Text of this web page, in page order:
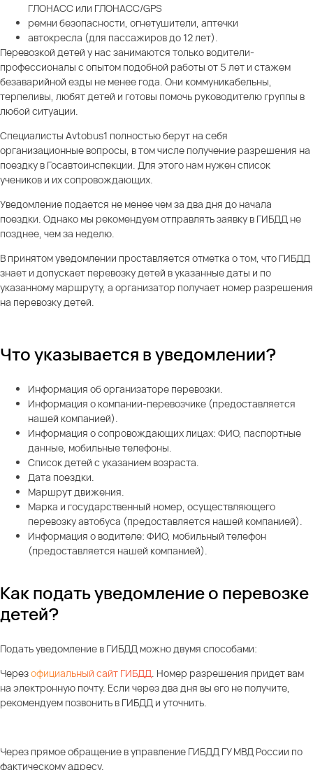
ГЛОНАСС или ГЛОНАСС/GPS
ремни безопасности, огнетушители, аптечки
автокресла (для пассажиров до 12 лет).
Перевозкой детей у нас занимаются только водители-
профессионалы с опытом подобной работы от 5 лет и стажем
безаварийной езды не менее года. Они коммуникабельны,
терпеливы, любят детей и готовы помочь руководителю группы в
любой ситуации.
Специалисты Avtobus1 полностью берут на себя
организационные вопросы, в том числе получение разрешения на
поездку в Госавтоинспекции. Для этого нам нужен список
учеников и их сопровождающих.
Уведомление подается не менее чем за два дня до начала
поездки. Однако мы рекомендуем отправлять заявку в ГИБДД не
позднее, чем за неделю.
В принятом уведомлении проставляется отметка о том, что ГИБДД
знает и допускает перевозку детей в указанные даты и по
указанному маршруту, а организатор получает номер разрешения
на перевозку детей.
Что указывается в уведомлении?
Информация об организаторе перевозки.
Информация о компании-перевозчике (предоставляется
нашей компанией).
Информация о сопровождающих лицах: ФИО, паспортные
данные, мобильные телефоны.
Список детей с указанием возраста.
Дата поездки.
Маршрут движения.
Марка и государственный номер, осуществляющего
перевозку автобуса (предоставляется нашей компанией).
Информация о водителе: ФИО, мобильный телефон
(предоставляется нашей компанией).
Как подать уведомление о перевозке
детей?
Подать уведомление в ГИБДД можно двумя способами:
Черезофициальный сайт ГИБДД Номер разрешения придет вам
на электронную почту. Если через два дня вы его не получите,
рекомендуем позвонить в ГИБДД и уточнить.
Через прямое обращение в управление ГИБДД ГУ МВД России по
фактическому адресу.